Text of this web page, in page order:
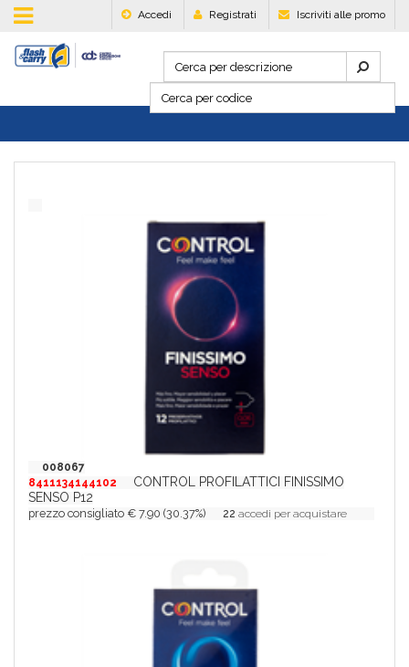
Accedi Registrati Iscriviti alle promo
008067
8411134144102
CONTROL PROFILATTICI FINISSIMO
SENSO P12
prezzo consigliato € 7.90 (30.37%) 22 accedi per acquistare